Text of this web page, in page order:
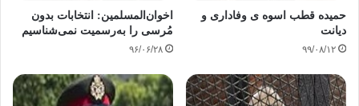
حمیده قطب اسوه ی وفاداری و
دیانت
۹۹/۰۸/۱۲
اخوان‌المسلمین: انتخابات بدون
مُرسی را به‌رسمیت نمی‌شناسیم
۹۶/۰۶/۲۸